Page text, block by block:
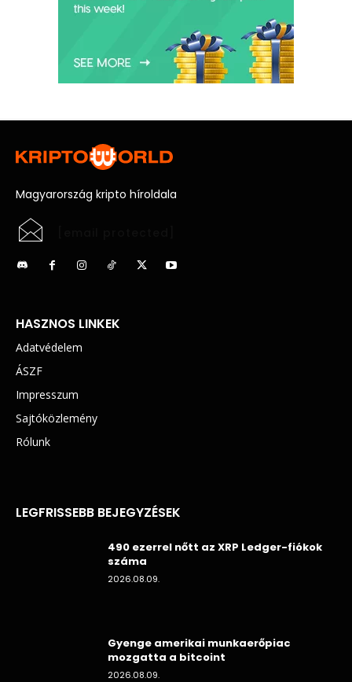
Magyarország kripto híroldala
HASZNOS LINKEK
Adatvédelem
ÁSZF
Impresszum
Sajtóközlemény
Rólunk
LEGFRISSEBB BEJEGYZÉSEK
490 ezerrel nőtt az XRP Ledger-fiókok
száma
2026.08.09.
Gyenge amerikai munkaerőpiac
mozgatta a bitcoint
2026.08.09.